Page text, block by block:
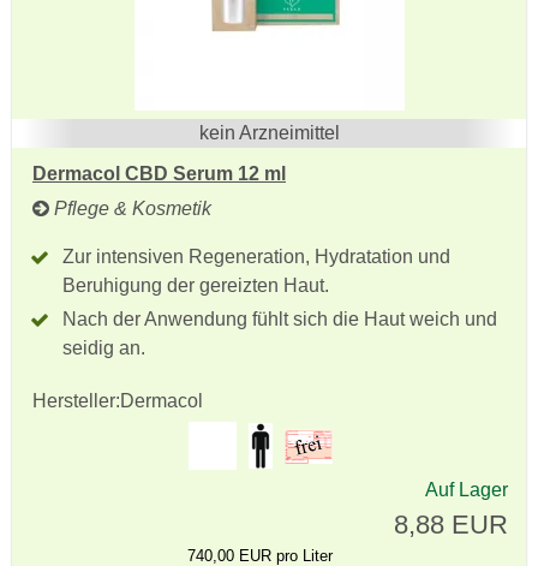
kein Arzneimittel
Dermacol CBD Serum 12 ml
Pflege & Kosmetik
Zur intensiven Regeneration, Hydratation und
Beruhigung der gereizten Haut.
Nach der Anwendung fühlt sich die Haut weich und
seidig an.
Hersteller:Dermacol
Auf Lager
8,88 EUR
740,00 EUR pro Liter